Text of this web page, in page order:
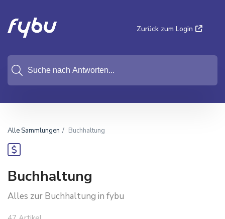
Zurück zum Login
Alle Sammlungen Buchhaltung
Buchhaltung
Alles zur Buchhaltung in fybu